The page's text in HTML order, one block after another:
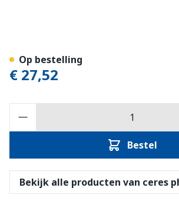
€ 27,52
Bestel
Op bestelling
Bekijk alle producten van ceres